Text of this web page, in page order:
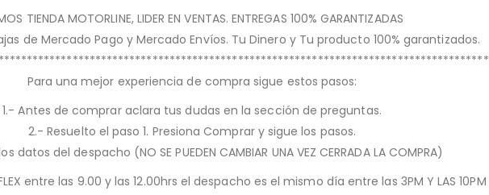
TIENDA MOTORLINE, LIDER EN VENTAS. ENTREGAS 100% GARANTIZADAS
de Mercado Pago y Mercado Envíos. Tu Dinero y Tu producto 100% garantizados.
Para una mejor experiencia de compra sigue estos pasos:
1.- Antes de comprar aclara tus dudas en la sección de preguntas.
2.- Resuelto el paso 1. Presiona Comprar y sigue los pasos.
datos del despacho (NO SE PUEDEN CAMBIAR UNA VEZ CERRADA LA COMPRA)
entre las 9.00 y las 12.00hrs el despacho es el mismo día entre las 3PM Y LAS 10PM